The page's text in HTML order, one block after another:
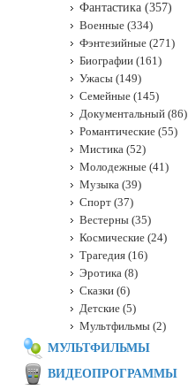
Фантастика (357)
Военные (334)
Фэнтезийные (271)
Биографии (161)
Ужасы (149)
Семейные (145)
Документальный (86)
Романтические (55)
Мистика (52)
Молодежные (41)
Музыка (39)
Спорт (37)
Вестерны (35)
Космические (24)
Трагедия (16)
Эротика (8)
Сказки (6)
Детские (5)
Мультфильмы (2)
МУЛЬТФИЛЬМЫ
ВИДЕОПРОГРАММЫ